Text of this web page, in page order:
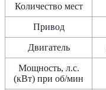
Количество мест
Привод
Двигатель
Мощность, л.с.
(кВт) при об/мин